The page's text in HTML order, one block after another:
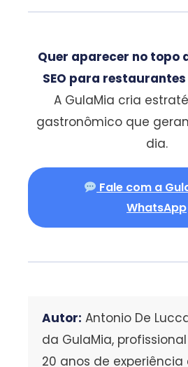
Quer aparecer no topo
SEO para
A GulaMia cria
gastronômico que
dia.
Fale com a
WhatsApp
Autor: Antonio De
da GulaMia,
20 anos de experiência